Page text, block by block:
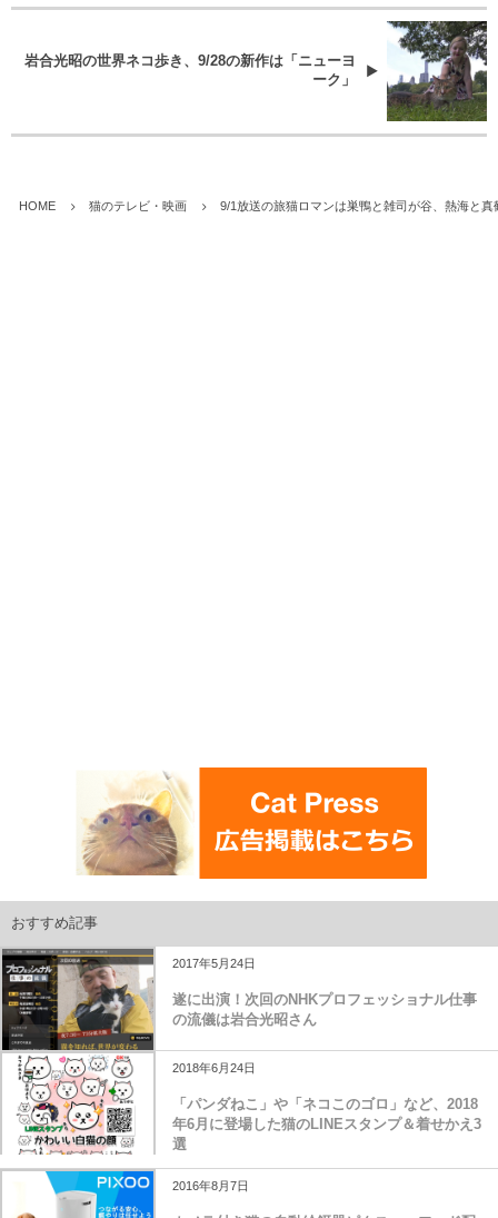
岩合光昭の世界ネコ歩き、9/28の新作は「ニューヨ
ーク」
HOME 猫のテレビ・映画 9/1放送の旅猫ロマンは巣鴨と雑司が谷、熱海と真
おすすめ記事
2017年5月24日
遂に出演！次回のNHKプロフェッショナル仕事
の流儀は岩合光昭さん
2018年6月24日
「パンダねこ」や「ネコこのゴロ」など、2018
年6月に登場した猫のLINEスタンプ＆着せかえ3
選
2016年8月7日